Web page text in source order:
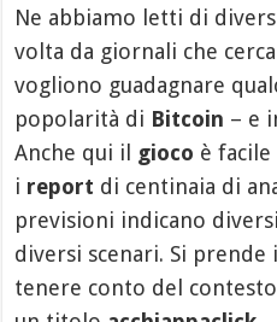
Ne abbiamo letti di
volta da giornali che
vogliono guadagnare
popolarità di Bitcoin – e
Anche qui il gioco è facile
i report di centinaia di
previsioni indicano
diversi scenari. Si prende
tenere conto del